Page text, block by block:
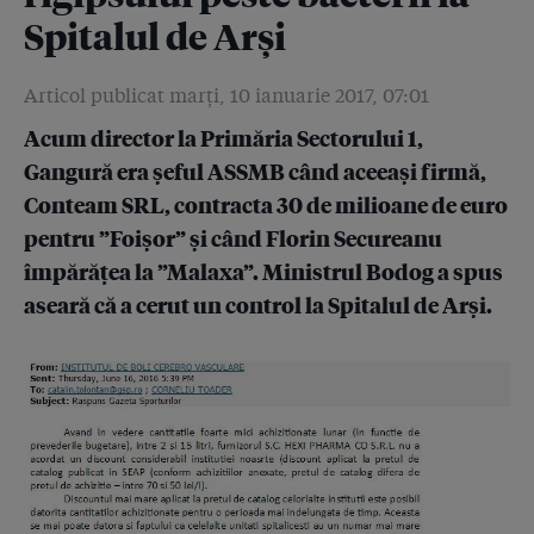
4.5
Statul român nu verifică niciodată în laborator
dezinfectanții din spitale. Rețete din fabrica celui mai
4.6
Ei produc, ei se controlează și Ministerul Sănătății se
face că nu le găsește sediul!
4.7
Am făcut probe de laborator: dezinfectantul folosit în
2.000 de săli de operație din România are o substanță
activă diluată de 10 ori!
4.8
Mincinos cu acte! E-mailul care arată că patronul
4.9
Document: Controlul dezinfectanților cerut de
ministrul Achimaș este gîndit chiar de către omul a
cărui Asociație a fost sponsorizată de Hexi Pharma
4.10
De ce dilua Condrea dezinfectantele de 10 ori?!
Spitalul de Arși
Articol publicat marţi, 10 ianuarie 2017, 07:01
Acum director la Primăria Sectorului 1,
Gangură era șeful ASSMB când aceeași firmă,
Conteam SRL, contracta 30 de milioane de euro
pentru ”Foișor” și când Florin Secureanu
împărățea la ”Malaxa”. Ministrul Bodog a spus
aseară că a cerut un control la Spitalul de Arși.